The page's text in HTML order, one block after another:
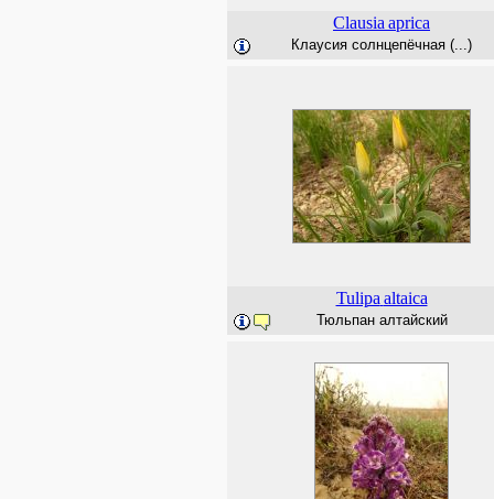
Clausia aprica
Клаусия солнцепёчная (...)
Tulipa altaica
Тюльпан алтайский